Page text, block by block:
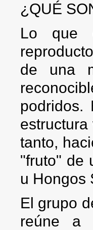
¿QUÉ
Lo que
de una
podridos.
tanto,
"fruto" de
u Hongos
El grupo
reúne a